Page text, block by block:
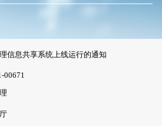
信息共享系统上线运行的通知
00671